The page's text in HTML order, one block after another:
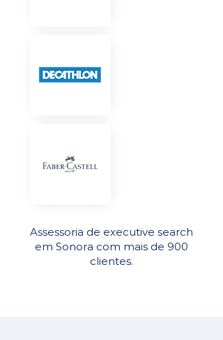
Assessoria de executive search
em Sonora com mais de 900
clientes.